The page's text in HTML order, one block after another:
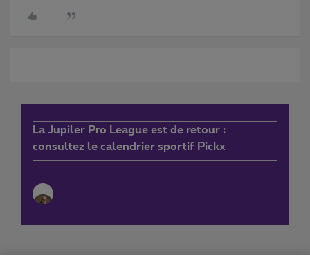
La Jupiler Pro League est de retour :
consultez le calendrier sportif Pickx